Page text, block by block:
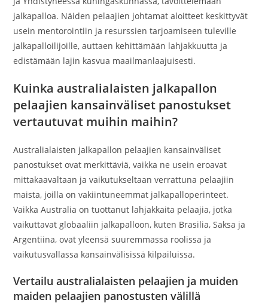
jalkapalloa. Näiden pelaajien johtamat aloitteet keskittyvät
usein mentorointiin ja resurssien tarjoamiseen tuleville
jalkapalloilijoille, auttaen kehittämään lahjakkuutta ja
edistämään lajin kasvua maailmanlaajuisesti.
Kuinka australialaisten jalkapallon
pelaajien kansainväliset panostukset
vertautuvat muihin maihin?
Australialaisten jalkapallon pelaajien kansainväliset
panostukset ovat merkittäviä, vaikka ne usein eroavat
mittakaavaltaan ja vaikutukseltaan verrattuna pelaajiin
maista, joilla on vakiintuneemmat jalkapalloperinteet.
Vaikka Australia on tuottanut lahjakkaita pelaajia, jotka
vaikuttavat globaaliin jalkapalloon, kuten Brasilia, Saksa ja
Argentiina, ovat yleensä suuremmassa roolissa ja
vaikutusvallassa kansainvälisissä kilpailuissa.
Vertailu australialaisten pelaajien ja muiden
maiden pelaajien panostusten välillä